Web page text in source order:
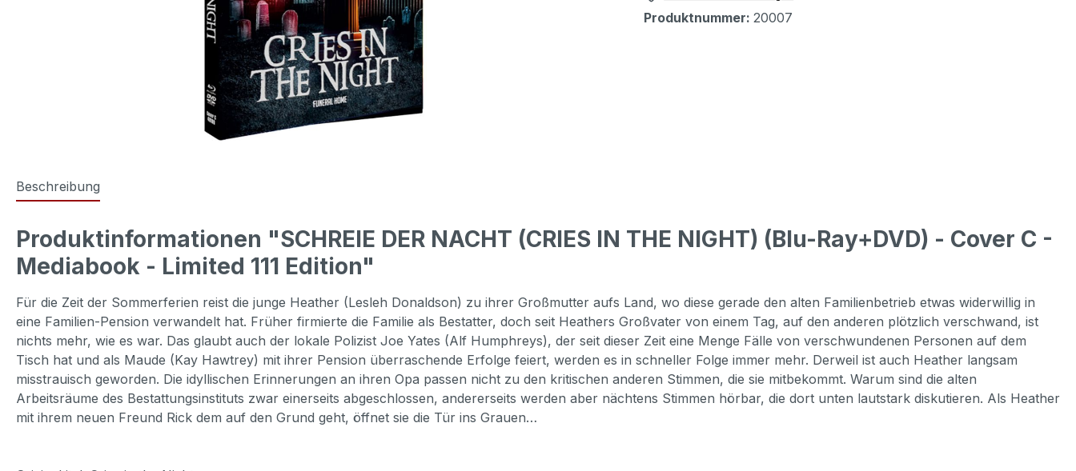
Produktnummer: 20007
Beschreibung
Produktinformationen "SCHREIE DER NACHT (CRIES IN THE NIGHT) (Blu-Ray+DVD) - Cover C -
Mediabook - Limited 111 Edition"
Für die Zeit der Sommerferien reist die junge Heather (Lesleh Donaldson) zu ihrer Großmutter aufs Land, wo diese gerade den alten Familienbetrieb etwas widerwillig in
eine Familien-Pension verwandelt hat. Früher firmierte die Familie als Bestatter, doch seit Heathers Großvater von einem Tag, auf den anderen plötzlich verschwand, ist
nichts mehr, wie es war. Das glaubt auch der lokale Polizist Joe Yates (Alf Humphreys), der seit dieser Zeit eine Menge Fälle von verschwundenen Personen auf dem
Tisch hat und als Maude (Kay Hawtrey) mit ihrer Pension überraschende Erfolge feiert, werden es in schneller Folge immer mehr. Derweil ist auch Heather langsam
misstrauisch geworden. Die idyllischen Erinnerungen an ihren Opa passen nicht zu den kritischen anderen Stimmen, die sie mitbekommt. Warum sind die alten
Arbeitsräume des Bestattungsinstituts zwar einerseits abgeschlossen, andererseits werden aber nächtens Stimmen hörbar, die dort unten lautstark diskutieren. Als Heather
mit ihrem neuen Freund Rick dem auf den Grund geht, öffnet sie die Tür ins Grauen…